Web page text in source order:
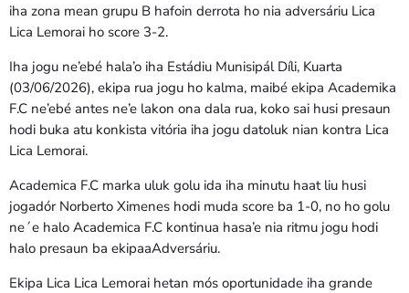
iha zona mean grupu B hafoin derrota ho nia adversáriu Lica
Lica Lemorai ho score 3-2.
Iha jogu ne’ebé hala’o iha Estádiu Munisipál Díli, Kuarta
(03/06/2026), ekipa rua jogu ho kalma, maibé ekipa Academika
F.C ne’ebé antes ne’e lakon ona dala rua, koko sai husi presaun
hodi buka atu konkista vitória iha jogu datoluk nian kontra Lica
Lica Lemorai.
Academica F.C marka uluk golu ida iha minutu haat liu husi
jogadór Norberto Ximenes hodi muda score ba 1-0, no ho golu
ne´e halo Academica F.C kontinua hasa’e nia ritmu jogu hodi
halo presaun ba ekipaaAdversáriu.
Ekipa Lica Lica Lemorai hetan mós oportunidade iha grande